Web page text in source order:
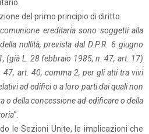
del primo principio di diritto:
ereditaria sono soggetti alla
nullità, prevista dal D.P.R. 6 giugno
(già L. 28 febbraio 1985, n. 47, art. 17)
art. 40, comma 2, per gli atti tra vivi
ad edifici o a loro parti dai quali non
o della concessione ad edificare o della
”.
le Sezioni Unite, le implicazioni che